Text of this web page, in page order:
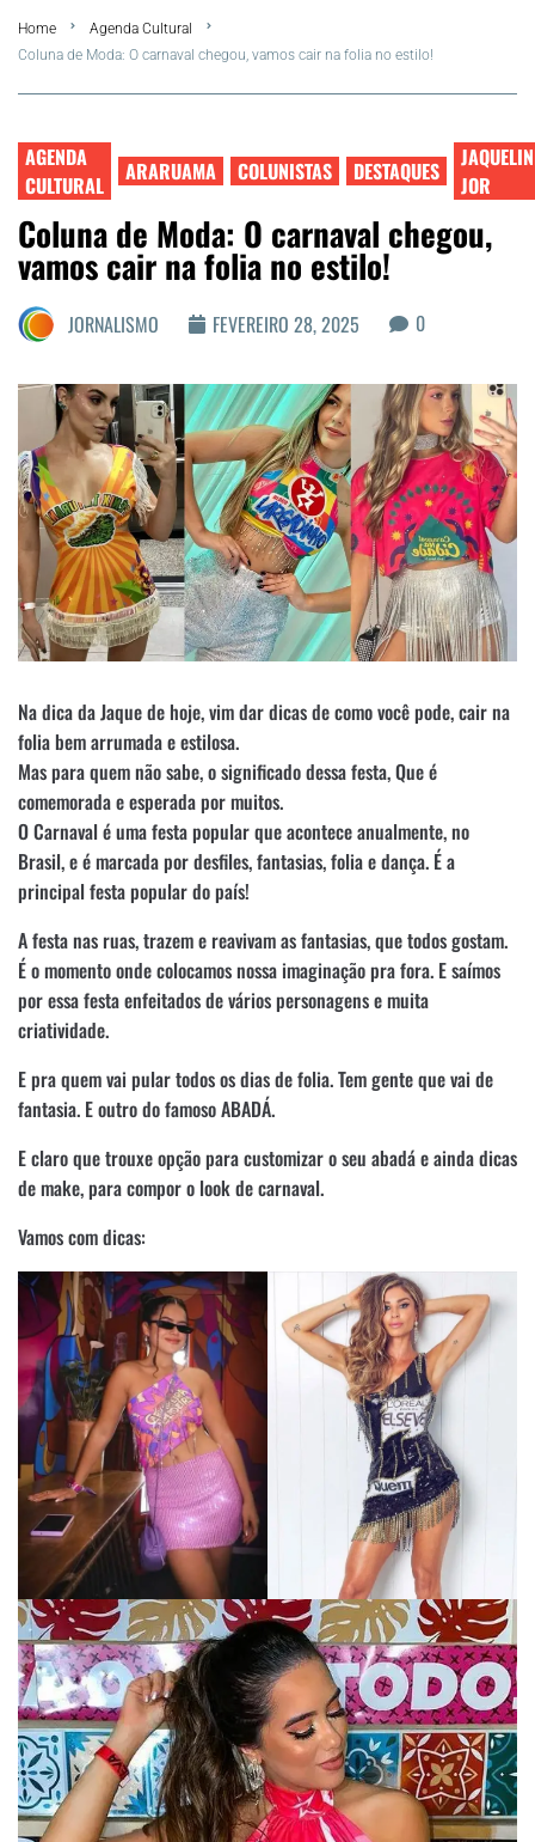
FLA Araru 2026
Região dos Lagos
Agenda Cultural
Colunistas
Home
Agenda Cultural
Coluna de Moda: O carnaval chegou, vamos cair na folia no estilo!
AGENDA
CULTURAL
ARARUAMA COLUNISTAS DESTAQUES
JOR
Coluna de Moda: O carnaval chegou,
vamos cair na folia no estilo!
JORNALISMO FEVEREIRO 28, 2025 0
Na dica da Jaque de hoje, vim dar dicas de como você pode, cair na
folia bem arrumada e estilosa.
Mas para quem não sabe, o significado dessa festa, Que é
comemorada e esperada por muitos.
O Carnaval é uma festa popular que acontece anualmente, no
Brasil, e é marcada por desfiles, fantasias, folia e dança. É a
principal festa popular do país!
A festa nas ruas, trazem e reavivam as fantasias, que todos gostam.
É o momento onde colocamos nossa imaginação pra fora. E saímos
por essa festa enfeitados de vários personagens e muita
criatividade.
E pra quem vai pular todos os dias de folia. Tem gente que vai de
fantasia. E outro do famoso ABADÁ.
E claro que trouxe opção para customizar o seu abadá e ainda dicas
de make, para compor o look de carnaval.
Vamos com dicas: